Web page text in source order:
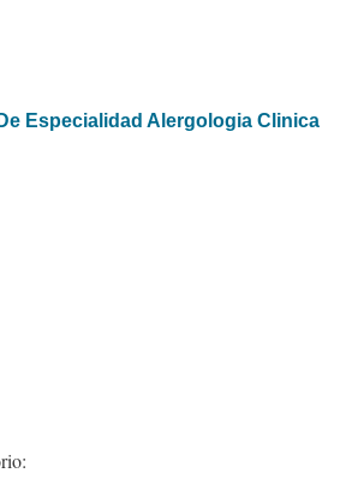
Especialidad Alergologia Clinica